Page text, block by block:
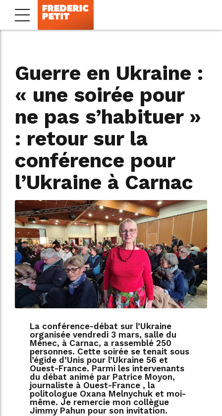
Guerre en Ukraine :
« une soirée pour
ne pas s’habituer »
: retour sur la
conférence pour
l’Ukraine à Carnac
La conférence-débat sur l’Ukraine
organisée vendredi 3 mars, salle du
Ménec, à Carnac, a rassemblé 250
personnes. Cette soirée se tenait sous
l’égide d’Unis pour l’Ukraine 56 et
Ouest-France. Parmi les intervenants
du débat animé par Patrice Moyon,
journaliste à Ouest-France , la
politologue Oxana Melnychuk et moi-
même. Je remercie mon collègue
Jimmy Pahun pour son invitation.